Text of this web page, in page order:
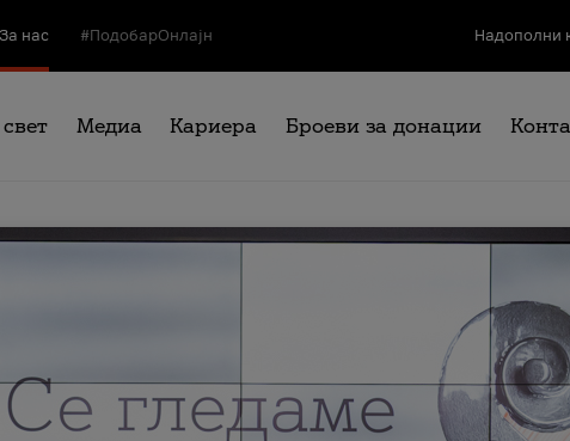
За нас #ПодобарОнлајн Надополни
Медиа Кариера Броеви за донации